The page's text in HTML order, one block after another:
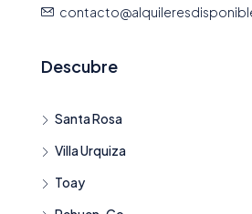
Descubre
Santa Rosa
Villa Urquiza
Toay